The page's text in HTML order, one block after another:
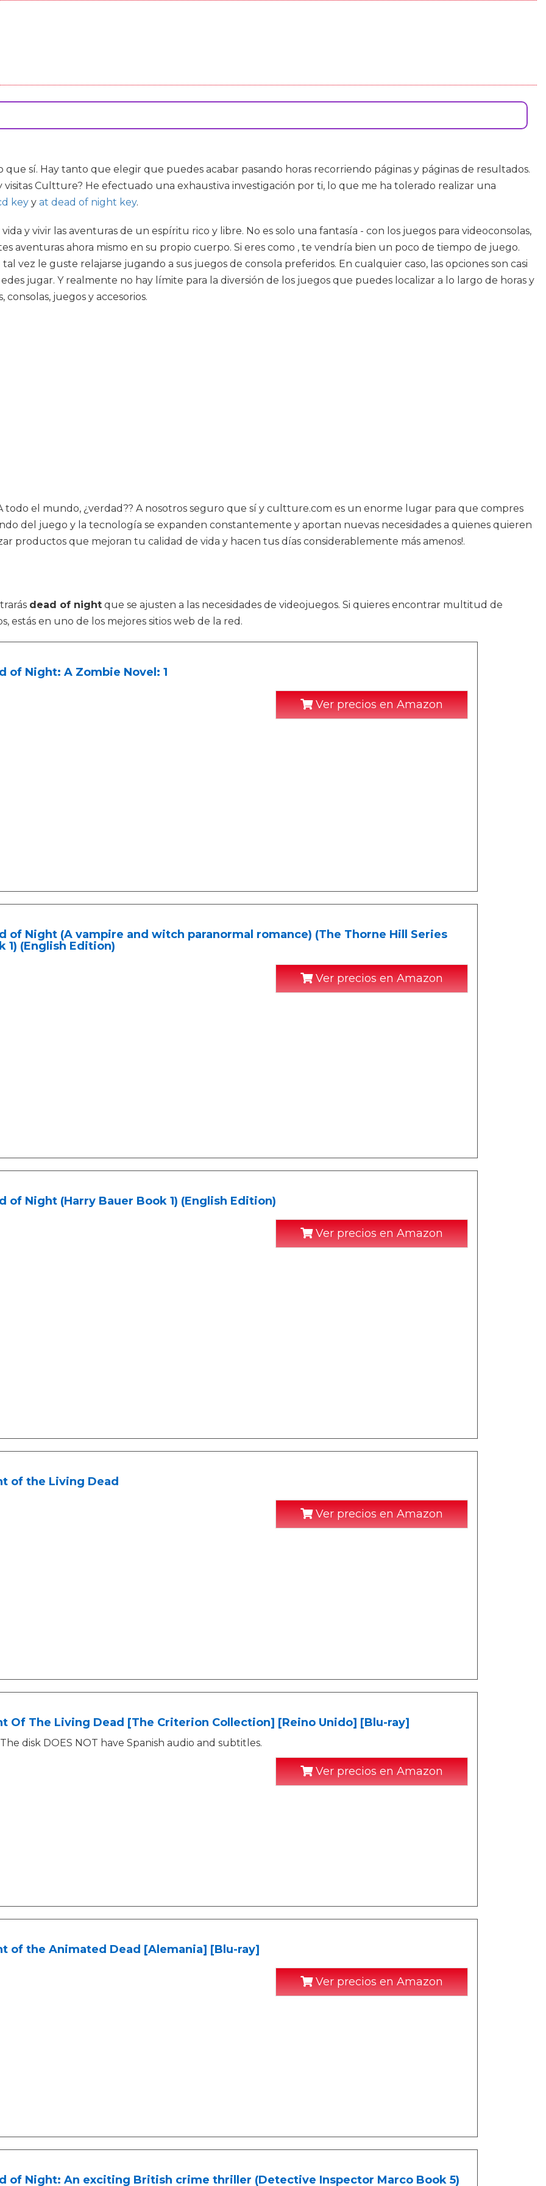
que sí. Hay tanto que elegir que puedes acabar pasando horas recorriendo páginas y páginas de resultados.
Cultture? He efectuado una exhaustiva investigación por ti, lo que me ha tolerado realizar una
key y at dead of night key.
y vivir las aventuras de un espíritu rico y libre. No es solo una fantasía - con los juegos para videoconsolas,
aventuras ahora mismo en su propio cuerpo. Si eres como , te vendría bien un poco de tiempo de juego.
vez le guste relajarse jugando a sus juegos de consola preferidos. En cualquier caso, las opciones son casi
jugar. Y realmente no hay límite para la diversión de los juegos que puedes localizar a lo largo de horas y
juegos y accesorios.
todo el mundo, ¿verdad?? A nosotros seguro que sí y cultture.com es un enorme lugar para que compres
del juego y la tecnología se expanden constantemente y aportan nuevas necesidades a quienes quieren
productos que mejoran tu calidad de vida y hacen tus días considerablemente más amenos!.
dead of night que se ajusten a las necesidades de videojuegos. Si quieres encontrar multitud de
estás en uno de los mejores sitios web de la red.
of Night: A Zombie Novel: 1
Ver precios en Amazon
of Night (A vampire and witch paranormal romance) (The Thorne Hill Series
1) (English Edition)
Ver precios en Amazon
of Night (Harry Bauer Book 1) (English Edition)
Ver precios en Amazon
of the Living Dead
Ver precios en Amazon
Of The Living Dead [The Criterion Collection] [Reino Unido] [Blu-ray]
The disk DOES NOT have Spanish audio and subtitles.
Ver precios en Amazon
of the Animated Dead [Alemania] [Blu-ray]
Ver precios en Amazon
of Night: An exciting British crime thriller (Detective Inspector Marco Book 5)